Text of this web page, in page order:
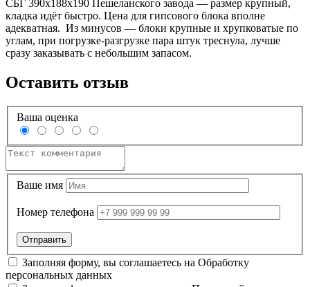
СБГ 390х188х190 Пешеланского завода — размер крупный,
кладка идёт быстро. Цена для гипсового блока вполне
адекватная. Из минусов — блоки крупные и хрупковатые по
углам, при погрузке-разгрузке пара штук треснула, лучше
сразу заказывать с небольшим запасом.
Оставить отзыв
Ваша оценка
Ваше имя
Номер телефона
Заполняя форму, вы соглашаетесь на Обработку
персональных данных